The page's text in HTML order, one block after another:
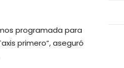
programada para
primero”, aseguró